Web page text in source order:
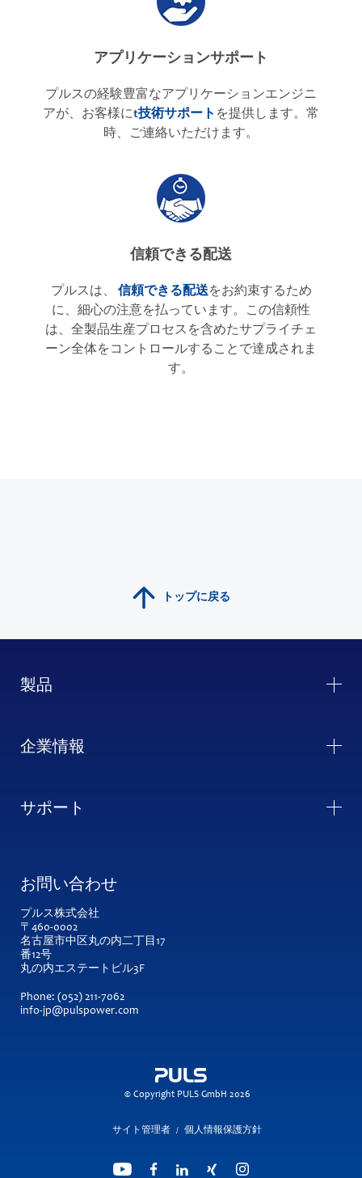
アプリケーションサポート
プルスの経験豊富なアプリケーションエンジニ
アが、お客様にt技術サポート を提供します。常
時、ご連絡いただけます。
信頼できる配送
プルスは、 信頼できる配送をお約束するため
に、細心の注意を払っています。この信頼性
は、全製品生産プロセスを含めたサプライチェ
ーン全体をコントロールすることで達成されま
す。
トップに戻る
製品
企業情報
サポート
お問い合わせ
プルス株式会社
〒460-0002
名古屋市中区丸の内二丁目17
番12号
丸の内エステートビル3F
Phone: (052) 211-7062
info-jp@pulspower.com
© Copyright PULS GmbH 2026
サイト管理者 / 個人情報保護方針